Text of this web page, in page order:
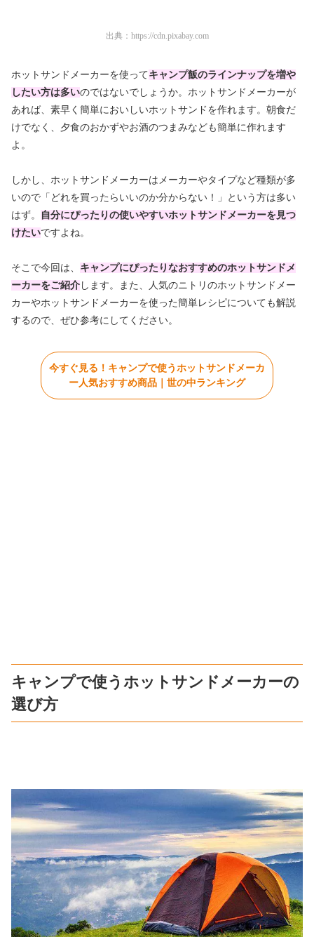
出典： https://cdn.pixabay.com
ホットサンドメーカーを使ってキャンプ飯のラインナップを増や
したい方は多いのではないでしょうか。ホットサンドメーカーが
あれば、素早く簡単においしいホットサンドを作れます。朝食だ
けでなく、夕食のおかずやお酒のつまみなども簡単に作れます
よ。
しかし、ホットサンドメーカーはメーカーやタイプなど種類が多
いので「どれを買ったらいいのか分からない！」という方は多い
はず。
自分にぴったりの使いやすいホットサンドメーカーを見つ
けたいですよね。
そこで今回は、 キャンプにぴったりなおすすめのホットサンドメ
ーカーをご紹介 します。また、人気のニトリのホットサンドメー
カーやホットサンドメーカーを使った簡単レシピについても解説
するので、ぜひ参考にしてください。
今すぐ見る！キャンプで使うホットサンドメーカ
ー人気おすすめ商品｜世の中ランキング
キャンプで使うホットサンドメーカーの
選び方